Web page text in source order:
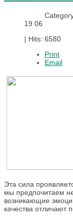
19 06
| Hits: 6580
Print
Email
Эта сила
мы предпочитаем
возникающие
качества отличают